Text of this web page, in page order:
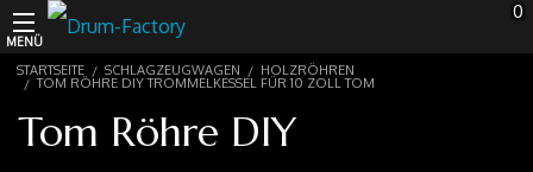
0
MENÜ
Schlagzeugwagen
Schalmeien
STARTSEITE SCHLAGZEUGWAGEN HOLZRÖHREN
TOM RÖHRE DIY TROMMELKESSEL FÜR 10 ZOLL TOM
Tom Röhre DIY